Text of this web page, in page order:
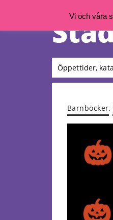
Öppettider,
Barnböcker,
Vi och våra